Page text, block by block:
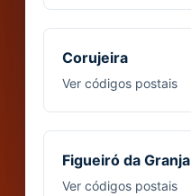
Corujeira
Ver códigos postais
Figueiró da Granja
Ver códigos postais